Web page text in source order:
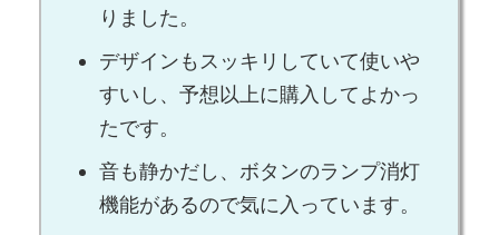
りました。
デザインもスッキリしていて使いや
すいし、予想以上に購入してよかっ
たです。
音も静かだし、ボタンのランプ消灯
機能があるので気に入っています。